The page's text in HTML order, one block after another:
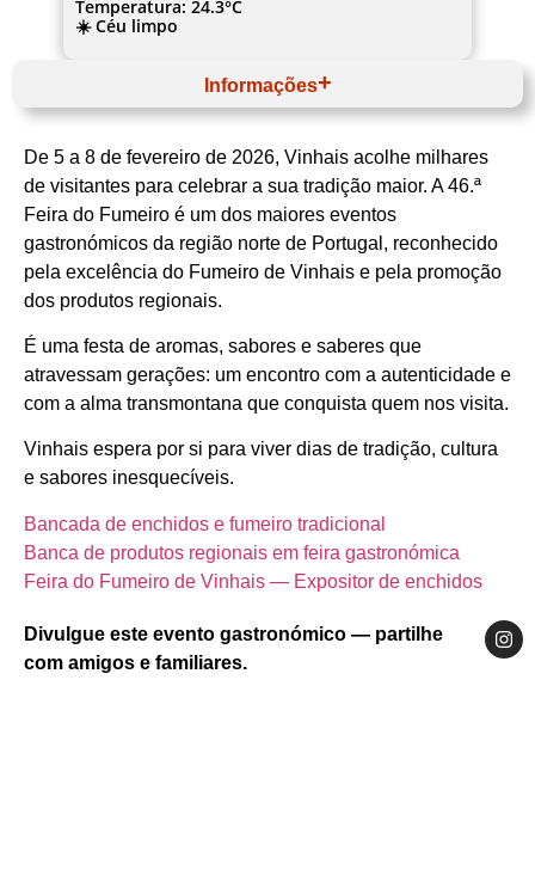
De 5 a 8 de fevereiro de 2026, Vinhais acolhe milhares
de visitantes para celebrar a sua tradição maior. A 46.ª
Feira do Fumeiro é um dos maiores eventos
gastronómicos da região norte de Portugal, reconhecido
pela excelência do Fumeiro de Vinhais e pela promoção
dos produtos regionais.
É uma festa de aromas, sabores e saberes que
atravessam gerações: um encontro com a autenticidade e
com a alma transmontana que conquista quem nos visita.
Vinhais espera por si para viver dias de tradição, cultura
e sabores inesquecíveis.
Bancada de enchidos e fumeiro tradicional
Banca de produtos regionais em feira gastronómica
Feira do Fumeiro de Vinhais — Expositor de enchidos
Divulgue este evento gastronómico — partilhe
com amigos e familiares.
Temperatura: 24.3°C
☀️ Céu limpo
Informações
Norte
Terras de Trás‑os‑Montes
Vinhais
Câmara Municipal de Vinhais
Gastronomia Tradicional